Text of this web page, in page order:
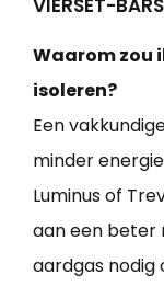
Waarom zou
isoleren?
Een
minder
Luminus of
aan een beter
aardgas nodig